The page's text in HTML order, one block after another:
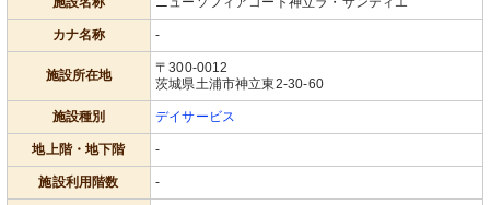
カナ名称 -
施設所在地
〒300-0012
茨城県土浦市神立東2-30-60
施設種別 デイサービス
地上階・地下階 -
施設利用階数 -